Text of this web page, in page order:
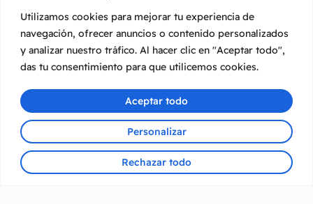
Utilizamos cookies para mejorar tu experiencia de
navegación, ofrecer anuncios o contenido personalizados
y analizar nuestro tráfico. Al hacer clic en "Aceptar todo",
das tu consentimiento para que utilicemos cookies.
Personalizar
Rechazar todo
Aceptar todo
estes enterado de todo!!
Suscríbete